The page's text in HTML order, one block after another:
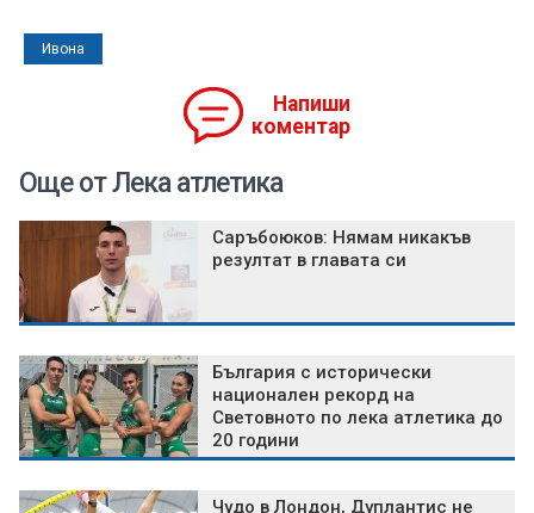
Ивона
Напиши
коментар
Още от Лека атлетика
Саръбоюков: Нямам никакъв
резултат в главата си
България с исторически
национален рекорд на
Световното по лека атлетика до
20 години
Чудо в Лондон, Дуплантис не